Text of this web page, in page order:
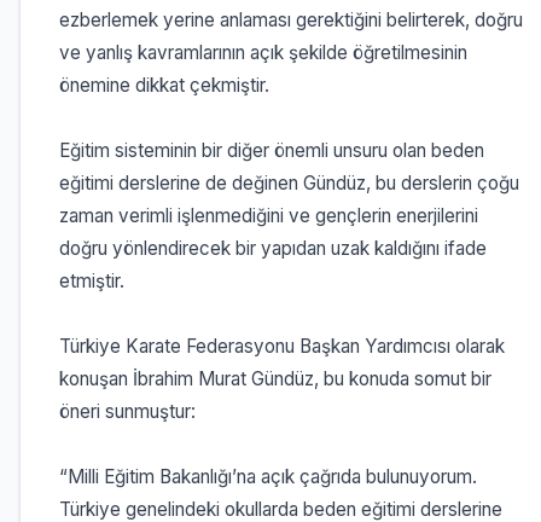
ezberlemek yerine anlaması gerektiğini belirterek, doğru
ve yanlış kavramlarının açık şekilde öğretilmesinin
önemine dikkat çekmiştir.
Eğitim sisteminin bir diğer önemli unsuru olan beden
eğitimi derslerine de değinen Gündüz, bu derslerin çoğu
zaman verimli işlenmediğini ve gençlerin enerjilerini
doğru yönlendirecek bir yapıdan uzak kaldığını ifade
etmiştir.
Türkiye Karate Federasyonu Başkan Yardımcısı olarak
konuşan İbrahim Murat Gündüz, bu konuda somut bir
öneri sunmuştur:
“Milli Eğitim Bakanlığı’na açık çağrıda bulunuyorum.
Türkiye genelindeki okullarda beden eğitimi derslerine